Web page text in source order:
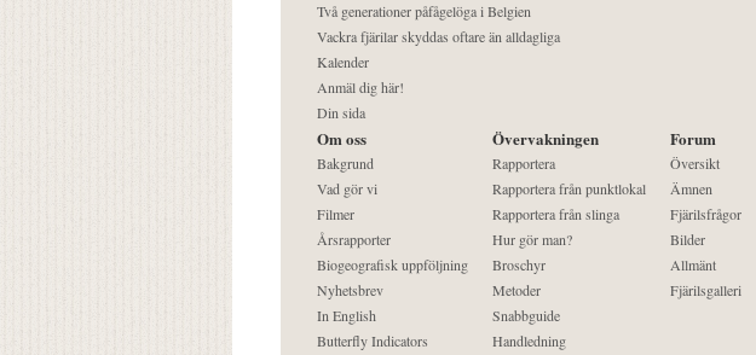
Två generationer påfågelöga i Belgien
Vackra fjärilar skyddas oftare än alldagliga
Kalender
Anmäl dig här!
Din sida
Om oss
Bakgrund
Vad gör vi
Filmer
Årsrapporter
Biogeografisk uppföljning
Nyhetsbrev
In English
Butterfly Indicators
Övervakningen
Rapportera
Rapportera från punktlokal
Rapportera från slinga
Hur gör man?
Broschyr
Metoder
Snabbguide
Handledning
Forum
Översikt
Ämnen
Fjärilsfrågor
Bilder
Allmänt
Fjärilsgalleri